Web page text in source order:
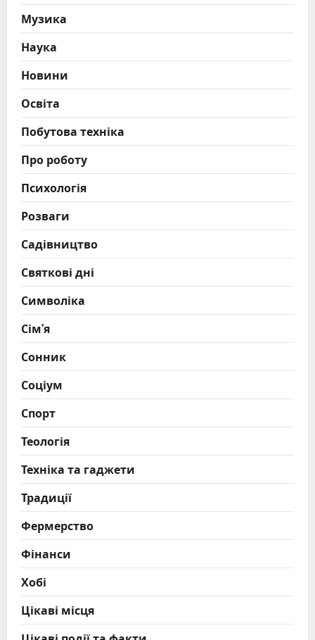
Музика
Наука
Новини
Освіта
Побутова техніка
Про роботу
Психологія
Розваги
Садівництво
Святкові дні
Символіка
Сім’я
Сонник
Соціум
Спорт
Теологія
Техніка та гаджети
Традиції
Фермерство
Фінанси
Хобі
Цікаві місця